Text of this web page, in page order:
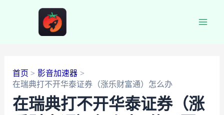
首页
影音加速器
在瑞典打不开华泰证券（涨乐财富通）怎么办
在瑞典打不开华泰证券（涨